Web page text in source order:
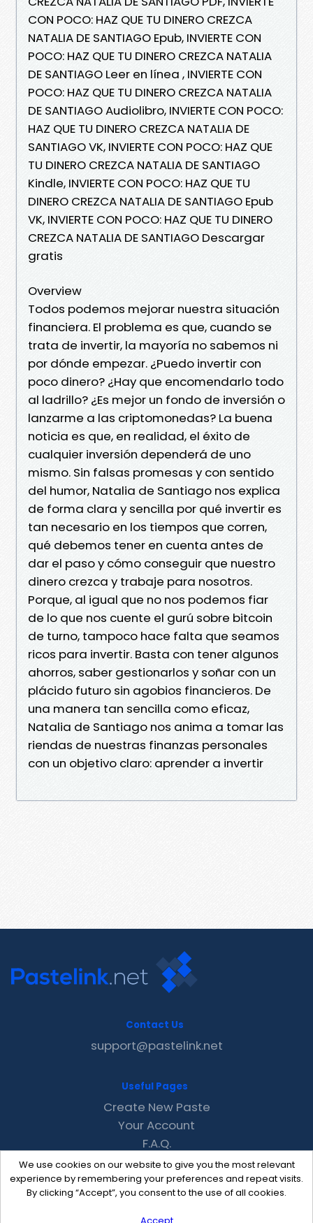
CON POCO: HAZ QUE TU DINERO CREZCA
NATALIA DE SANTIAGO Epub, INVIERTE CON
POCO: HAZ QUE TU DINERO CREZCA NATALIA
DE SANTIAGO Leer en línea , INVIERTE CON
POCO: HAZ QUE TU DINERO CREZCA NATALIA
DE SANTIAGO Audiolibro, INVIERTE CON POCO:
HAZ QUE TU DINERO CREZCA NATALIA DE
SANTIAGO VK, INVIERTE CON POCO: HAZ QUE
TU DINERO CREZCA NATALIA DE SANTIAGO
Kindle, INVIERTE CON POCO: HAZ QUE TU
DINERO CREZCA NATALIA DE SANTIAGO Epub
VK, INVIERTE CON POCO: HAZ QUE TU DINERO
CREZCA NATALIA DE SANTIAGO Descargar
gratis
Overview
Todos podemos mejorar nuestra situación
financiera. El problema es que, cuando se
trata de invertir, la mayoría no sabemos ni
por dónde empezar. ¿Puedo invertir con
poco dinero? ¿Hay que encomendarlo todo
al ladrillo? ¿Es mejor un fondo de inversión o
lanzarme a las criptomonedas? La buena
noticia es que, en realidad, el éxito de
cualquier inversión dependerá de uno
mismo. Sin falsas promesas y con sentido
del humor, Natalia de Santiago nos explica
de forma clara y sencilla por qué invertir es
tan necesario en los tiempos que corren,
qué debemos tener en cuenta antes de
dar el paso y cómo conseguir que nuestro
dinero crezca y trabaje para nosotros.
Porque, al igual que no nos podemos fiar
de lo que nos cuente el gurú sobre bitcoin
de turno, tampoco hace falta que seamos
ricos para invertir. Basta con tener algunos
ahorros, saber gestionarlos y soñar con un
plácido futuro sin agobios financieros. De
una manera tan sencilla como eficaz,
Natalia de Santiago nos anima a tomar las
riendas de nuestras finanzas personales
con un objetivo claro: aprender a invertir
We use cookies on our website to give you the most relevant
experience by remembering your preferences and repeat visits.
By clicking “Accept”, you consent to the use of all cookies.
Contact Us
support@pastelink.net
Useful Pages
Create New Paste
Your Account
F.A.Q.
Recent
Contact